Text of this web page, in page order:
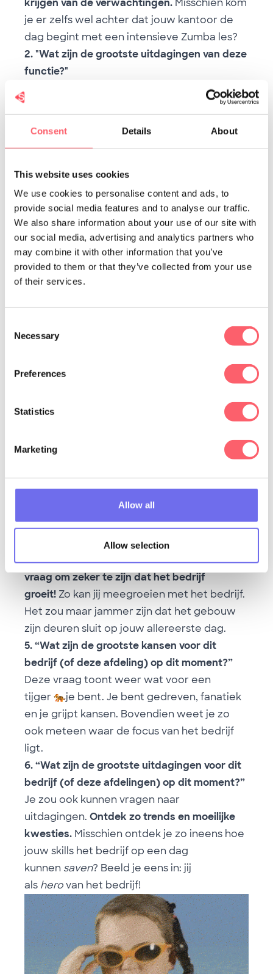
Consent Details About
This website uses cookies
We use cookies to personalise content and ads, to
provide social media features and to analyse our traffic.
We also share information about your use of our site with
our social media, advertising and analytics partners who
may combine it with other information that you’ve
provided to them or that they’ve collected from your use
of their services.
Selection
Necessary
Preferences
Statistics
Marketing
Allow all
Allow selection
krijgen van de verwachtingen. Misschien kom
je er zelfs wel achter dat jouw kantoor de
dag begint met een intensieve Zumba les?
2. "Wat zijn de grootste uitdagingen van deze
functie?"
Met deze vraag dood je twee vliegen in één
klap!
Ten eerste toon je je interviewer dat
omdat je zo kan beslissen of jij gemotiveerd
bent om dezechallengesaan te gaan.
3. "Als ik word aangenomen, zal ik dan veel
collega’s hebben? En werk ik dan in een
team, of individueel?”
Vraag zéker ook naar het team waar je je tijd
mee gaat doorbrengen.
Een job kan al snel
collega’s overweg kan. En als een
sollicitatiegesprek als een snelle tinderdate
is… Dan is werken met moeilijke collega’s
einde.Where can I file for divorce???
4. “Waar ziet u het bedrijf in 5 jaar? En in 10
jaar?”
Misschien weet je al dat je enkele jaren bij dit
bedrijf zult willen werken.Stel dus deze
vraag om zeker te zijn dat het bedrijf
groeit! Zo kan jij meegroeien met het bedrijf.
Het zou maar jammer zijn dat het gebouw
zijn deuren sluit op jouw allereerste dag.
5. “Wat zijn de grootste kansen voor dit
bedrijf (of deze afdeling) op dit moment?”
Deze vraag toont weer wat voor een
tijger🐅je bent. Je bent gedreven, fanatiek
en je grijpt kansen. Bovendien weet je zo
ook meteen waar de focus van het bedrijf
ligt.
6. “Wat zijn de grootste uitdagingen voor dit
bedrijf (of deze afdelingen) op dit moment?”
Je zou ook kunnen vragen naar
uitdagingen. Ontdek zo trends en moeilijke
kwesties. Misschien ontdek je zo ineens hoe
jouw skills het bedrijf op een dag
kunnen saven? Beeld je eens in: jij
als herovan het bedrijf!